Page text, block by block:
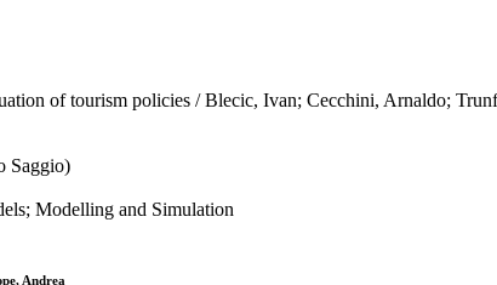
of tourism policies / Blecic, Ivan; Cecchini, Arnaldo;
Saggio)
Modelling and Simulation
Andrea